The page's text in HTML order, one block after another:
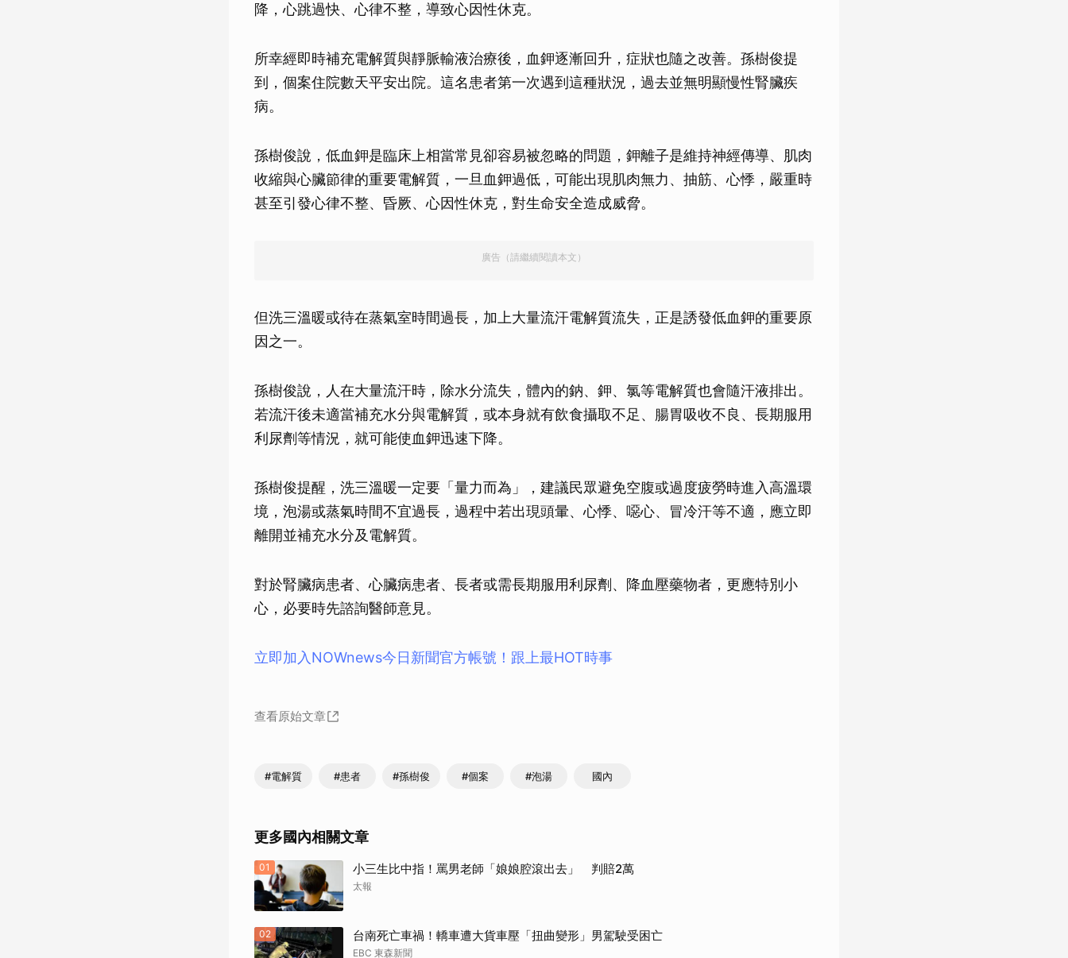
降，心跳過快、心律不整，導致心因性休克。
所幸經即時補充電解質與靜脈輸液治療後，血鉀逐漸回升，症狀也隨之改善。孫樹俊提
到，個案住院數天平安出院。這名患者第一次遇到這種狀況，過去並無明顯慢性腎臟疾
病。
孫樹俊說，低血鉀是臨床上相當常見卻容易被忽略的問題，鉀離子是維持神經傳導、肌肉
收縮與心臟節律的重要電解質，一旦血鉀過低，可能出現肌肉無力、抽筋、心悸，嚴重時
甚至引發心律不整、昏厥、心因性休克，對生命安全造成威脅。
廣告（請繼續閱讀本文）
但洗三溫暖或待在蒸氣室時間過長，加上大量流汗電解質流失，正是誘發低血鉀的重要原
因之一。
孫樹俊說，人在大量流汗時，除水分流失，體內的鈉、鉀、氯等電解質也會隨汗液排出。
若流汗後未適當補充水分與電解質，或本身就有飲食攝取不足、腸胃吸收不良、長期服用
利尿劑等情況，就可能使血鉀迅速下降。
孫樹俊提醒，洗三溫暖一定要「量力而為」，建議民眾避免空腹或過度疲勞時進入高溫環
境，泡湯或蒸氣時間不宜過長，過程中若出現頭暈、心悸、噁心、冒冷汗等不適，應立即
離開並補充水分及電解質。
對於腎臟病患者、心臟病患者、長者或需長期服用利尿劑、降血壓藥物者，更應特別小
心，必要時先諮詢醫師意見。
立即加入NOWnews今⽇新聞官⽅帳號！跟上最HOT時事
查看原始文章
#電解質 #患者 #孫樹俊 #個案 #泡湯 國內
更多國內相關文章
01 小三生比中指！罵男老師「娘娘腔滾出去」 判賠2萬
太報
02 台南死亡車禍！轎車遭大貨車壓「扭曲變形」男駕駛受困亡
EBC 東森新聞
取消